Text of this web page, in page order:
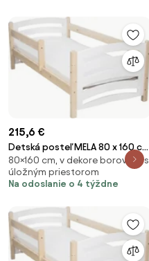
215,6 €
Detská posteľ MELA 80 x 160 cm
biela/borovica Rošt: Bez roštu,
Matrac: Matrac EASYSOFT 10
cm
80×160 cm, v dekore borovica, s
úložným priestorom
Na odoslanie o 4 týždne